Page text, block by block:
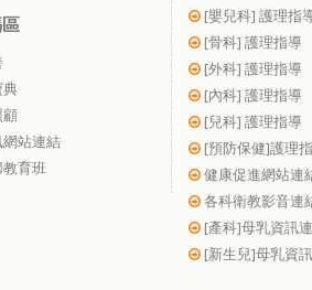
典
顧
站連結
教育班
[嬰兒科] 護理指
[骨科] 護理指導
[外科] 護理指導
[內科] 護理指導
[兒科] 護理指導
[預防保健]護理
健康促進網站連
各科衛教影音連
[產科]母乳資訊
[新生兒]母乳資